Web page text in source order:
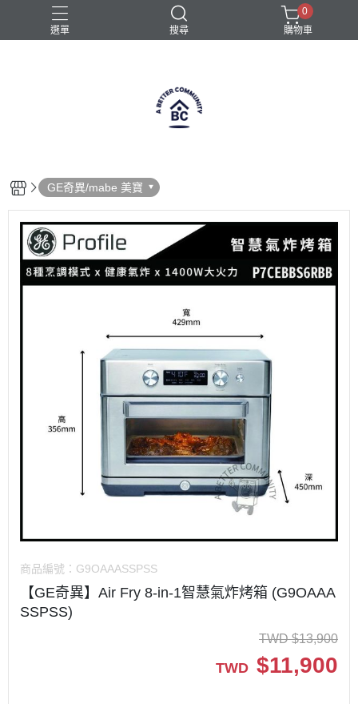
選單 搜尋
半自動咖啡機 咖啡機
0
購物車
GE奇異/mabe 美寶
商品編號： G9OAAASSPSS
【GE奇異】Air Fry 8-in-1智慧氣炸烤箱 (G9OAAA
SSPSS)
TWD $13,900
TWD $11,900